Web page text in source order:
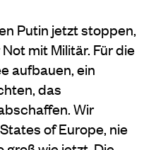
Putin jetzt stoppen,
mit Militär. Für die
aufbauen, ein
das
Wir
of Europe, nie